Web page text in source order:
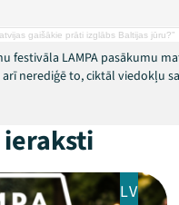
gaišākie prāti izglābs Baltijas jūru?”
festivāla LAMPA pasākumu
nerediģē to, ciktāl viedokļu
LV